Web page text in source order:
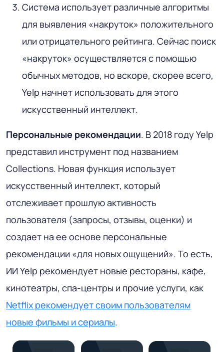
Система использует различные алгоритмы
для выявления «накруток» положительного
или отрицательного рейтинга. Сейчас поиск
«накруток» осуществляется с помощью
обычных методов, но вскоре, скорее всего,
Yelp начнет использовать для этого
искусственный интеллект.
Персональные рекомендации. В 2018 году Yelp
представил инструмент под названием
Collections. Новая функция использует
искусственный интеллект, который
отслеживает прошлую активность
пользователя (запросы, отзывы, оценки) и
создает на ее основе персональные
рекомендации «для новых ощущений». То есть,
ИИ Yelp рекомендует новые рестораны, кафе,
кинотеатры, спа-центры и прочие услуги, как
Netflix рекомендует своим пользователям
новые фильмы и сериалы.